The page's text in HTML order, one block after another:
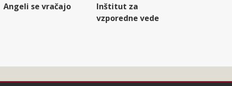
Angeli se vračajo
Inštitut za
vzporedne vede